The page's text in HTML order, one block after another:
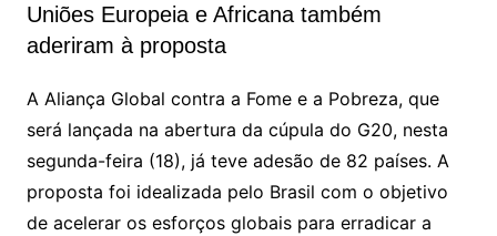
Uniões Europeia e Africana também
aderiram à proposta
A Aliança Global contra a Fome e a Pobreza, que
será lançada na abertura da cúpula do G20, nesta
segunda-feira (18), já teve adesão de 82 países. A
proposta foi idealizada pelo Brasil com o objetivo
de acelerar os esforços globais para erradicar a